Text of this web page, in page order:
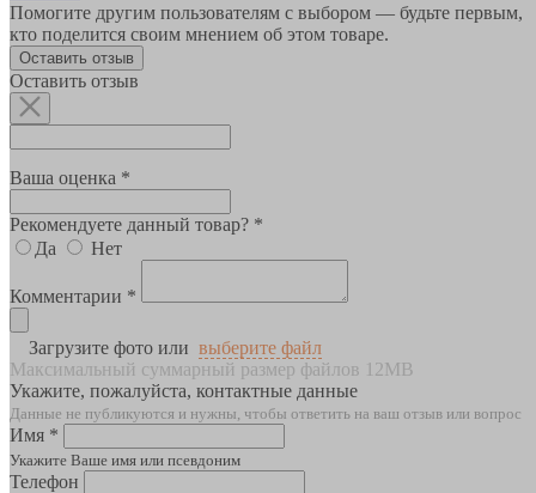
Помогите другим пользователям с выбором — будьте первым,
кто поделится своим мнением об этом товаре.
Оставить отзыв
Оставить отзыв
Ваша оценка *
Рекомендуете данный товар? *
Да
Нет
Комментарии *
Загрузите фото или выберите файл
Максимальный суммарный размер файлов 12MB
Укажите, пожалуйста, контактные данные
Данные не публикуются и нужны, чтобы ответить на ваш отзыв или вопрос
Имя *
Укажите Ваше имя или псевдоним
Телефон